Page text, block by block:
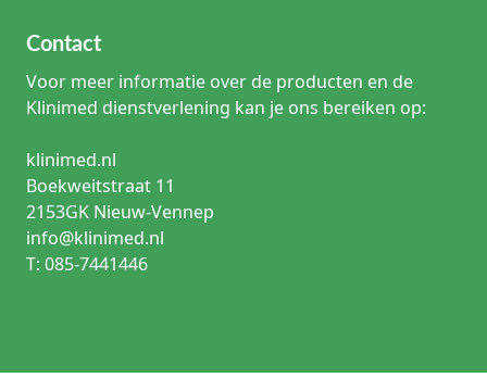
Contact
Voor meer informatie over de producten en de
Klinimed dienstverlening kan je ons bereiken op:
klinimed.nl
Boekweitstraat 11
2153GK Nieuw-Vennep
info@klinimed.nl
T: 085-7441446